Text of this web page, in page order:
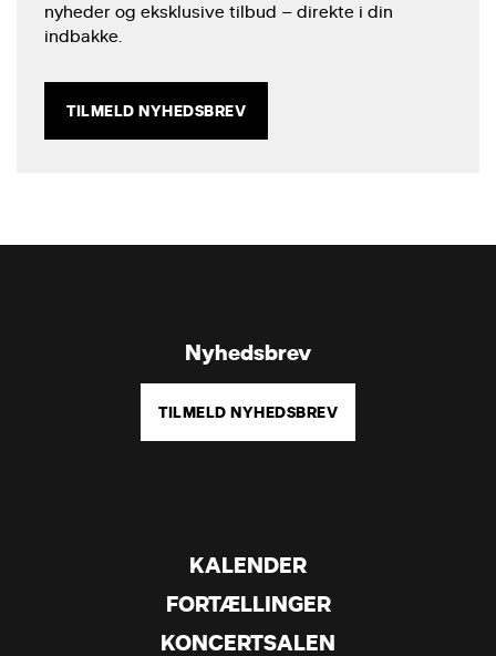
nyheder og eksklusive tilbud – direkte i din
indbakke.
TILMELD NYHEDSBREV
KALENDER
FORTÆLLINGER
KONCERTSALEN
Nyhedsbrev
TILMELD NYHEDSBREV